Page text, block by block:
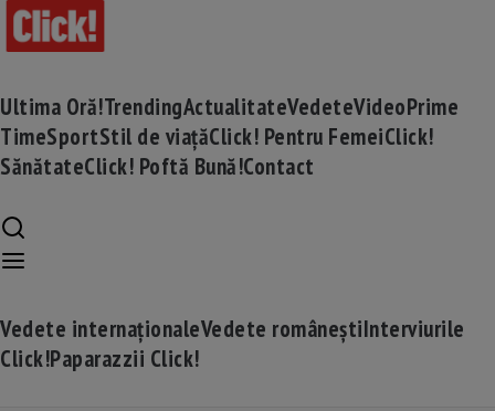
Ultima Oră!TrendingActualitateVedeteVideoPrime
TimeSportStil de viațăClick! Pentru FemeiClick!
SănătateClick! Poftă Bună!Contact
Vedete internaționaleVedete româneștiInterviurile
Click!Paparazzii Click!